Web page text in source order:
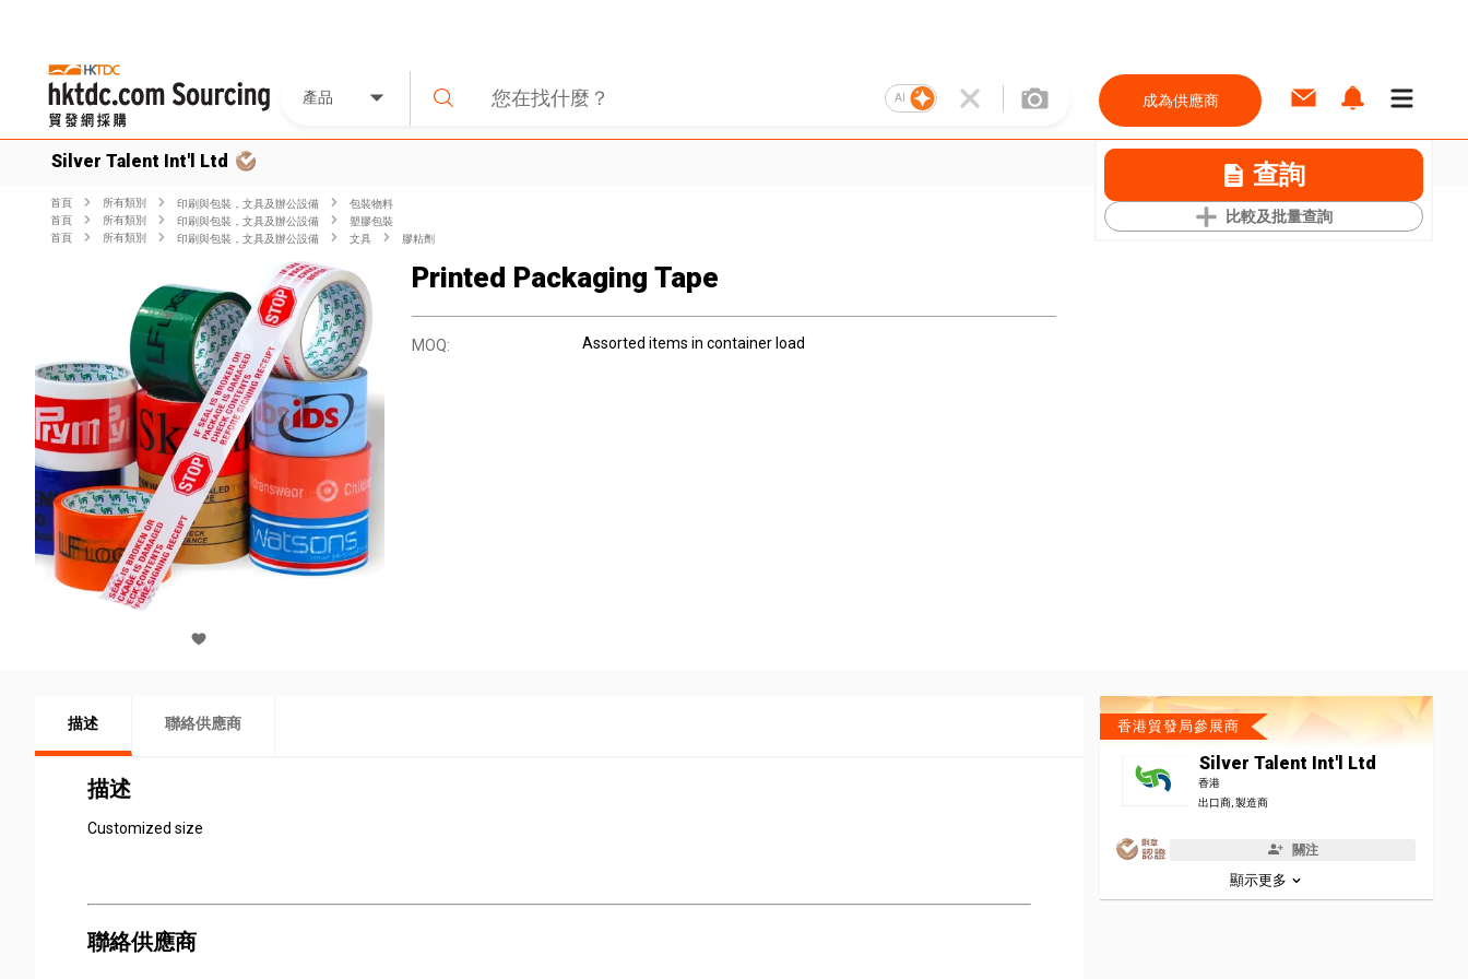
產品 AI 成為供應商
Silver Talent Int'l Ltd 查詢
比較及批量查詢
首頁 所有類別 印刷與包裝，文具及辦公設備
包裝物料
首頁
所有類別 印刷與包裝，文具及辦公設備
塑膠包裝
首頁
所有類別 印刷與包裝，文具及辦公設備 文具 膠粘劑
Printed Packaging Tape
MOQ: Assorted items in container load
描述 聯絡供應商
描述
Customized size
聯絡供應商
香港貿發局參展商
Silver Talent Int'l Ltd
香港
出口商, 製造商
關注
顯示更多